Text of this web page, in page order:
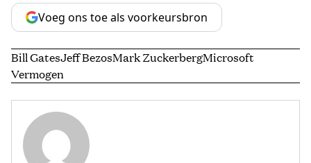
Voeg ons toe als voorkeursbron
Bill GatesJeff BezosMark ZuckerbergMicrosoft
Vermogen